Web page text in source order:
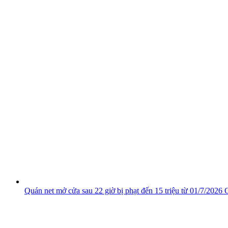
Quán net mở cửa sau 22 giờ bị phạt đến 15 triệu từ 01/7/2026